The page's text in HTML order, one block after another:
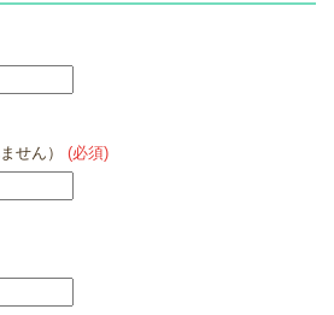
せん） (必須)